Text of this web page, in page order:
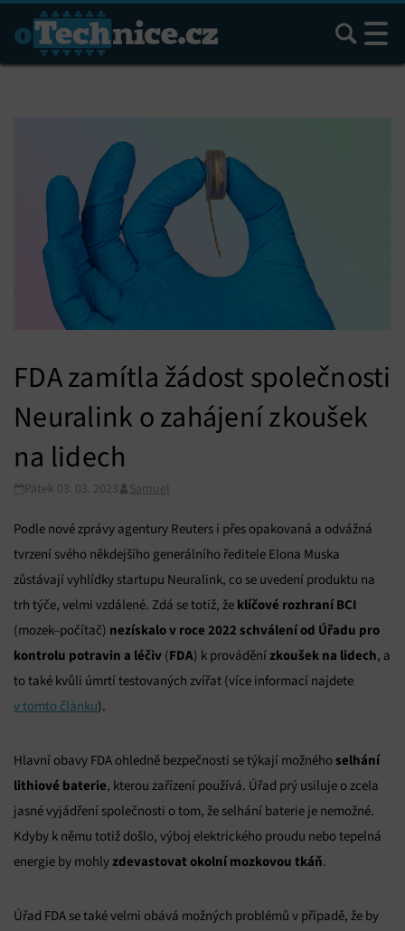
Hledat
FDA zamítla žádost společnosti
Neuralink o zahájení zkoušek
na lidech
Pátek 03. 03. 2023 Samuel
Podle nové zprávy agentury Reuters i přes opakovaná a odvážná
tvrzení svého někdejšího generálního ředitele Elona Muska
zůstávají vyhlídky startupu Neuralink, co se uvedení produktu na
trh týče, velmi vzdálené. Zdá se totiž, že klíčové rozhraní BCI
(mozek–počítač) nezískalo v roce 2022 schválení od Úřadu pro
kontrolu potravin a léčiv (FDA) k prováděnízkoušek na lidech, a
to také kvůli úmrtí testovaných zvířat (více informací najdete
v tomto článku).
Hlavní obavy FDA ohledně bezpečnosti se týkají možného selhání
lithiové baterie, kterou zařízení používá. Úřad prý usiluje o zcela
jasné vyjádření společnosti o tom, že selhání baterie je nemožné.
Kdyby k němu totiž došlo, výboj elektrického proudu nebo tepelná
energie by mohlyzdevastovat okolní mozkovou tkáň.
Úřad FDA se také velmi obává možných problémů v případě, že by